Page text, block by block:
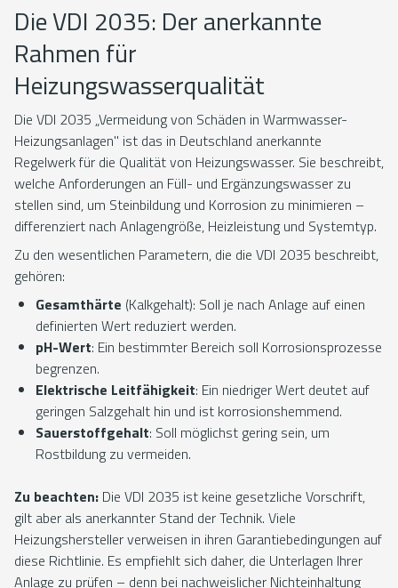
Die VDI 2035: Der anerkannte
Rahmen für
Heizungswasserqualität
Die VDI 2035 „Vermeidung von Schäden in Warmwasser-
Heizungsanlagen" ist das in Deutschland anerkannte
Regelwerk für die Qualität von Heizungswasser. Sie beschreibt,
welche Anforderungen an Füll- und Ergänzungswasser zu
stellen sind, um Steinbildung und Korrosion zu minimieren –
differenziert nach Anlagengröße, Heizleistung und Systemtyp.
Zu den wesentlichen Parametern, die die VDI 2035 beschreibt,
gehören:
Gesamthärte (Kalkgehalt): Soll je nach Anlage auf einen
definierten Wert reduziert werden.
pH-Wert: Ein bestimmter Bereich soll Korrosionsprozesse
begrenzen.
Elektrische Leitfähigkeit: Ein niedriger Wert deutet auf
geringen Salzgehalt hin und ist korrosionshemmend.
Sauerstoffgehalt: Soll möglichst gering sein, um
Rostbildung zu vermeiden.
Zu beachten: Die VDI 2035 ist keine gesetzliche Vorschrift,
gilt aber als anerkannter Stand der Technik. Viele
Heizungshersteller verweisen in ihren Garantiebedingungen auf
diese Richtlinie. Es empfiehlt sich daher, die Unterlagen Ihrer
Anlage zu prüfen – denn bei nachweislicher Nichteinhaltung